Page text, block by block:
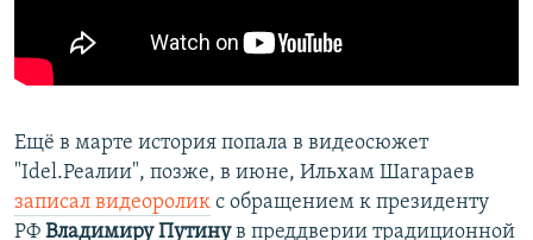
Ещё в марте история попала в видеосюжет
"Idel.Реалии", позже, в июне, Ильхам Шагараев
записал видеоролик с обращением к президенту
РФ Владимиру Путинув преддверии традиционной